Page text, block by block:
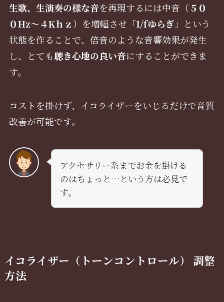
生歌、生演奏の様な音を再現するには中音（５０
０Hz～４Kｈｚ）を増幅させ「1/fゆらぎ 」という
状態を作ることで、倍音のような音響効果が発生
し、とても聴き心地の良い音にすることができま
す。
コストを掛けず、イコライザーをいじるだけで音質
改善が可能です。
アクセサリー系までお金を掛ける
のはちょっと…という方は必見で
す。
イコライザー（トーンコントロール）
調整
方法